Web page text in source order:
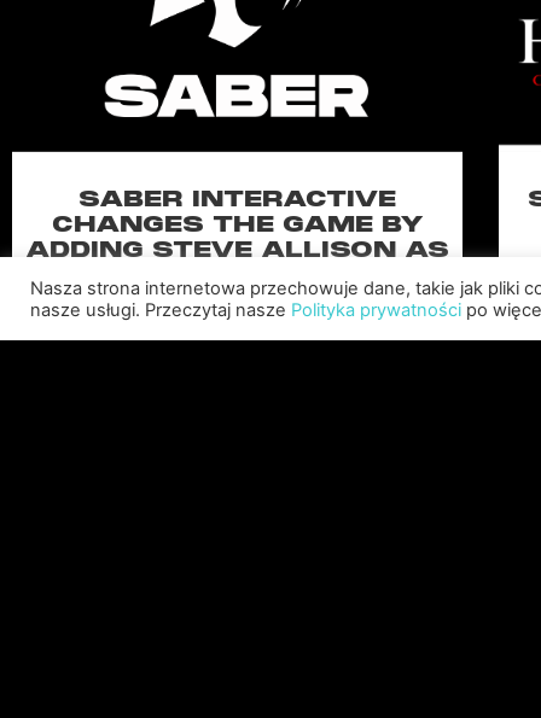
SABER INTERACTIVE
CHANGES THE GAME BY
ADDING STEVE ALLISON AS
CHIEF BUSINESS OFFICER
Allison will lead business development and
strategy for the worldwide publisher and
Nasza strona internetowa przechowuje dane, takie jak pliki
nasze usługi. Przeczytaj nasze Polityka prywatności po